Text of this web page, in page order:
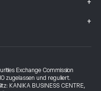
+
+
Exchange Commission
zugelassen und reguliert.
KANIKA BUSINESS CENTRE,